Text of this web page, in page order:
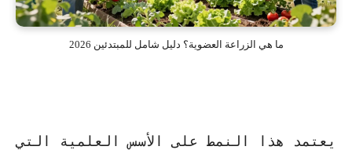
ما هي الزراعة العضوية؟ دليل شامل للمبتدئين 2026
يعتمد هذا النمط على الأسس العلمية التي